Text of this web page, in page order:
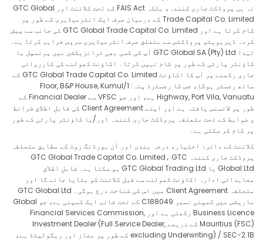
نہ ہی پروڈکٹ جاری کنندہ، بلکہ FAIS Act کے تحت کلائنٹ اور GTC Global
Trade Capital Co. Limited کے درمیان صرف ایک انٹرمیڈیری کے طور پر
کام کرتا ہے اور GTC Global Trade Capital Co. Limited کی جانب سے پیش
کردہ ڈیریویٹو پروڈکٹس سے متعلق صرف انٹرمیڈیری سروس فراہم کرتا ہے۔
لہٰذا GTC Global SA (Pty) Ltd آپ کی کسی بھی ٹرانزیکشن میں پرنسپل یا
کاؤنٹر پارٹی کے طور پر کام نہیں کرتا۔ اکاؤنٹ کھولنے کی کارروائی
جاری رکھنے پر آپ کا اکاؤنٹ GTC Global Trade Capital Co. Limited کے
ساتھ رجسٹر ہوگا، جس کا رجسٹرڈ پتہ: 1/Floor, B&P House, Kumul
Highway, Port Vila, Vanuatu ہے، اور جو VFSC سے Financial Dealer کے
طور پر لائسنس یافتہ ہے اور اپنے Client Agreement کی قابلِ اطلاق شرائط
و ضوابط کے تحت متعلقہ پروڈکٹ جاری کنندہ اور/یا کاؤنٹر پارٹی کے طور
پر کام کر سکتی ہے۔
کلائنٹ کے دائرۂ اختیار، درجہ بندی اور آن بورڈنگ روٹ کے مطابق متعلقہ
پروڈکٹ جاری کنندہ GTC Global Trade Capital Co. Limited، GTC
Global Ltd یا GTC Global Trading Ltd ہو سکتا ہے۔ قابلِ اطلاق
معاہداتی ادارہ اکاؤنٹ کھولنے سے قبل کلائنٹ کو بتایا جائے گا اور
متعلقہ Client Agreement میں اس کی شناخت درج ہوگی۔ GTC Global Ltd
ماریشس میں کمپنی نمبر C188049 کے تحت قائم ایک کمپنی ہے، جو Global
Business Licence رکھتی ہے اور Financial Services Commission,
Mauritius (FSC) کے ذریعے Investment Dealer (Full Service Dealer,
excluding Underwriting) / SEC-2.1B کے طور پر مجاز اور ریگولیٹڈ ہے،